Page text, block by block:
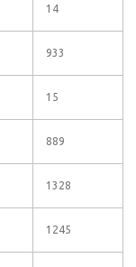
14
933
15
889
1328
1245